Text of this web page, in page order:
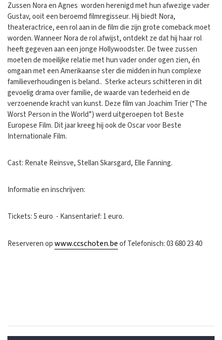
Zussen Nora en Agnes worden herenigd met hun afwezige vader
Gustav, ooit een beroemd filmregisseur. Hij biedt Nora,
theateractrice, een rol aan in de film die zijn grote comeback moet
worden. Wanneer Nora de rol afwijst, ontdekt ze dat hij haar rol
heeft gegeven aan een jonge Hollywoodster. De twee zussen
moeten de moeilijke relatie met hun vader onder ogen zien, én
omgaan met een Amerikaanse ster die midden in hun complexe
familieverhoudingen is beland.. Sterke acteurs schitteren in dit
gevoelig drama over familie, de waarde van tederheid en de
verzoenende kracht van kunst. Deze film van Joachim Trier (“The
Worst Person in the World”) werd uitgeroepen tot Beste
Europese Film. Dit jaar kreeg hij ook de Oscar voor Beste
Internationale Film.
Cast: Renate Reinsve, Stellan Skarsgard, Elle Fanning.
Informatie en inschrijven:
Tickets: 5 euro - Kansentarief: 1 euro.
Reserveren opwww.ccschoten.beof Telefonisch: 03 680 23 40